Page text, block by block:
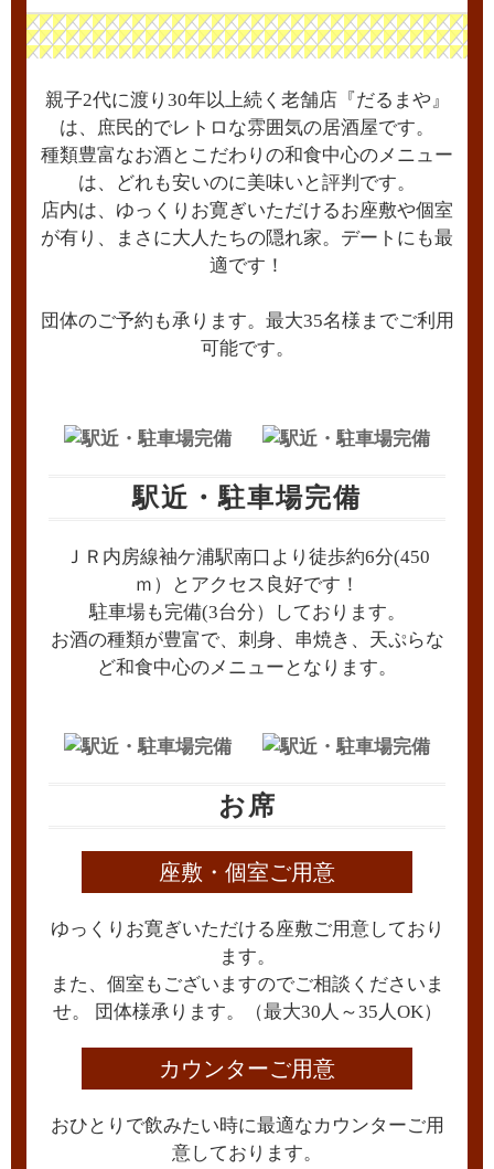
親子2代に渡り30年以上続く老舗店『だるまや』
は、庶民的でレトロな雰囲気の居酒屋です。
種類豊富なお酒とこだわりの和食中心のメニュー
は、どれも安いのに美味いと評判です。
店内は、ゆっくりお寛ぎいただけるお座敷や個室
が有り、まさに大人たちの隠れ家。デートにも最
適です！
団体のご予約も承ります。最大35名様までご利用
可能です。
駅近・駐車場完備
ＪＲ内房線袖ケ浦駅南口より徒歩約6分(450
ｍ）とアクセス良好です！
駐車場も完備(3台分）しております。
お酒の種類が豊富で、刺身、串焼き、天ぷらな
ど和食中心のメニューとなります。
お席
座敷・個室ご用意
ゆっくりお寛ぎいただける座敷ご用意しており
ます。
また、個室もございますのでご相談くださいま
せ。 団体様承ります。（最大30人～35人OK）
カウンターご用意
おひとりで飲みたい時に最適なカウンターご用
意しております。